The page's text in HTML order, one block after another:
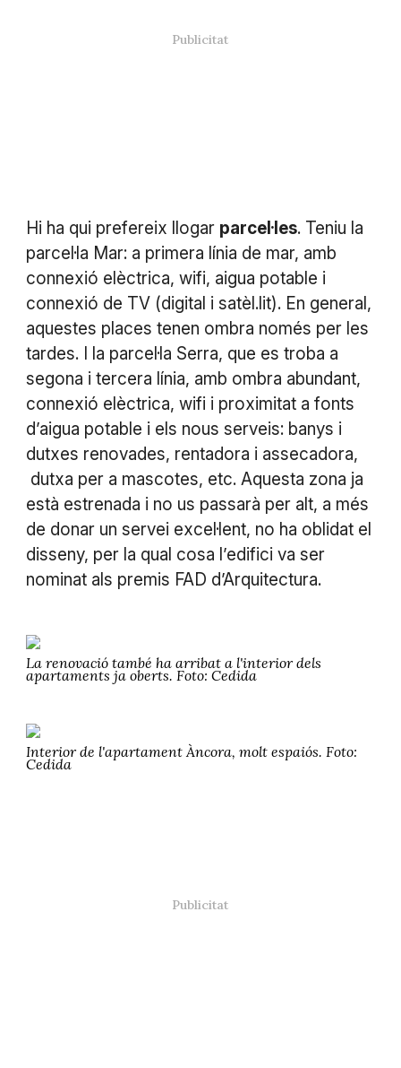
Hi ha qui prefereix llogar parcel·les. Teniu la
parcel·la Mar: a primera línia de mar, amb
connexió elèctrica, wifi, aigua potable i
connexió de TV (digital i satèl.lit). En general,
aquestes places tenen ombra només per les
tardes. I la parcel·la Serra, que es troba a
segona i tercera línia, amb ombra abundant,
connexió elèctrica, wifi i proximitat a fonts
d’aigua potable i els nous serveis: banys i
dutxes renovades, rentadora i assecadora,
dutxa per a mascotes, etc. Aquesta zona ja
està estrenada i no us passarà per alt, a més
de donar un servei excel·lent, no ha oblidat el
disseny, per la qual cosa l’edifici va ser
nominat als premis FAD d’Arquitectura.
La renovació també ha arribat a l'interior dels
apartaments ja oberts. Foto: Cedida
Interior de l'apartament Àncora, molt espaiós. Foto:
Cedida